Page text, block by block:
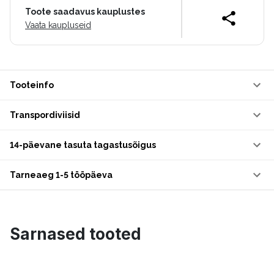
Toote saadavus kauplustes
Vaata kaupluseid
Tooteinfo
Transpordiviisid
14-päevane tasuta tagastusõigus
Tarneaeg 1-5 tööpäeva
Sarnased tooted